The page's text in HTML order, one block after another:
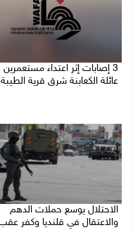
‏3 إصابات إثر اعتداء
عائلة الكعابنة شرق قرية الطيبة
الاحتلال يوسع حملات الدهم
والاعتقال في قلنديا وكفر